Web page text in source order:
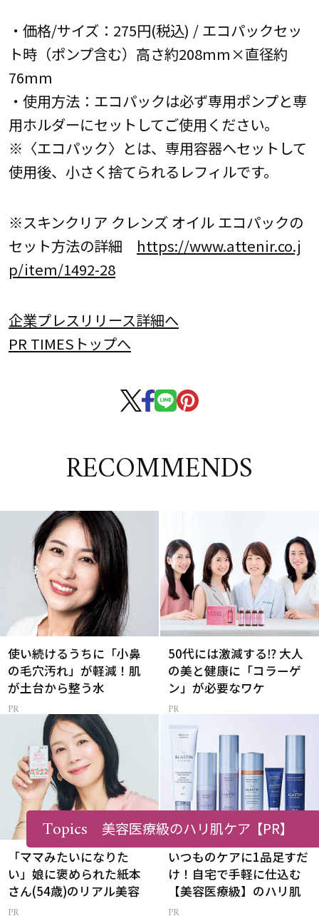
・価格/サイズ：275円(税込) / エコパックセッ
ト時（ポンプ含む）高さ約208mm×直径約
76mm
・使用方法：エコパックは必ず専用ポンプと専
用ホルダーにセットしてご使用ください。
※〈エコパック〉とは、専用容器へセットして
使用後、小さく捨てられるレフィルです。
※スキンクリア クレンズ オイル エコパックの
セット方法の詳細 https://www.attenir.co.j
p/item/1492-28
企業プレスリリース詳細へ
PR TIMESトップへ
RECOMMENDS
使い続けるうちに「小鼻
の毛穴汚れ」が軽減！肌
が土台から整う水
50代には激減する⁉ 大人
の美と健康に「コラーゲ
ン」が必要なワケ
「ママみたいになりた
い」娘に褒められた紙本
さん(54歳)のリアル美容
いつものケアに1品足すだ
け！自宅で手軽に仕込む
【美容医療級】のハリ肌
Topics 美容医療級のハリ肌ケア【PR】